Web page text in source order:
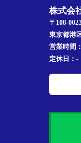
株式会
〒108-
東京都港
営業時間：
定休日： -